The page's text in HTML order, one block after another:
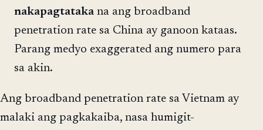
nakapagtatakana ang broadband
penetration rate sa China ay ganoon kataas.
Parang medyo exaggerated ang numero para
sa akin.
Ang broadband penetration rate sa Vietnam ay
malaki ang pagkakaiba, nasa humigit-